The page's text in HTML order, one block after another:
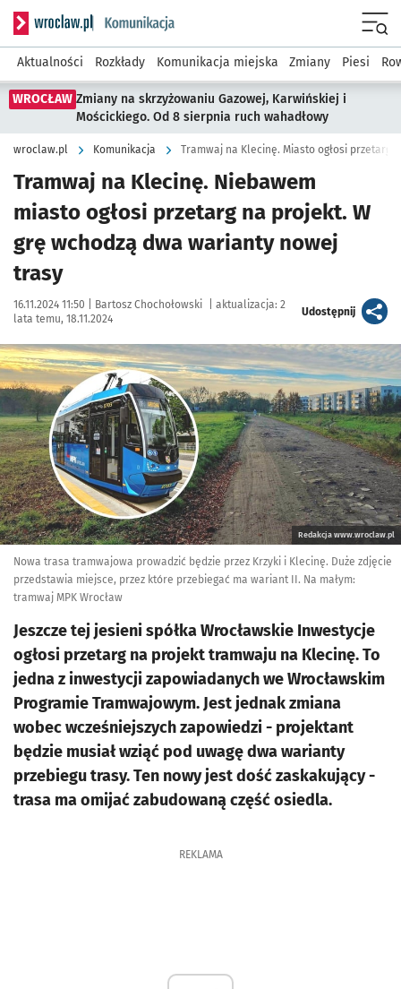
Serwis informacyjny wroclaw.pl podserwis: Komunikacja
Aktualności Rozkłady Komunikacja miejska Zmiany Piesi
WROCŁAW Zmiany na skrzyżowaniu Gazowej, Karwińskiej i
Mościckiego. Od 8 sierpnia ruch wahadłowy
wroclaw.pl Komunikacja Tramwaj na Klecinę. Miasto ogłosi przetarg
Tramwaj na Klecinę. Niebawem
miasto ogłosi przetarg na projekt. W
grę wchodzą dwa warianty nowej
trasy
Data publikacji:
16.11.2024 11:50 | Autor:
Bartosz Chochołowski aktualizacja: 2
lata temu, 18.11.2024
Udostępnijartykuł
Kliknij, aby powiększyć
Redakcja www.wroclaw.pl
Nowa trasa tramwajowa prowadzić będzie przez Krzyki i Klecinę. Duże zdjęcie
przedstawia miejsce, przez które przebiegać ma wariant II. Na małym:
tramwaj MPK Wrocław
Jeszcze tej jesieni spółka Wrocławskie Inwestycje
ogłosi przetarg na projekt tramwaju na Klecinę. To
jedna z inwestycji zapowiadanych we Wrocławskim
Programie Tramwajowym. Jest jednak zmiana
wobec wcześniejszych zapowiedzi - projektant
będzie musiał wziąć pod uwagę dwa warianty
przebiegu trasy. Ten nowy jest dość zaskakujący -
trasa ma omijać zabudowaną część osiedla.
REKLAMA